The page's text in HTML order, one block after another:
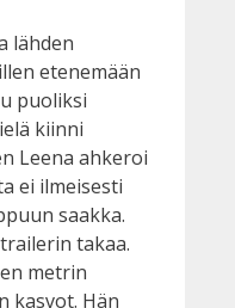
lähden
etenemään
puoliksi
kiinni
Leena ahkeroi
ei ilmeisesti
saakka.
takaa.
metrin
kasvot. Hän